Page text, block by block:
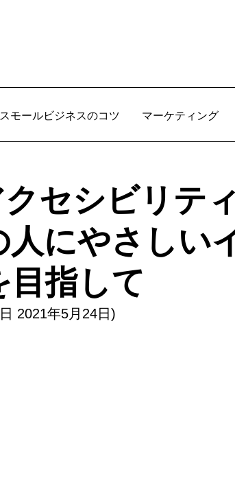
スモールビジネスのコツ マーケティング
セシビリテ
にやさしい
目指して
2021年5月24日)